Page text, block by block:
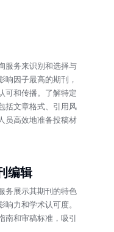
服务来识别和选择与
响因子最高的期刊，
可和传播。了解特定
括文章格式、引用风
员高效地准备投稿材
编辑
务展示其期刊的特色
力和学术认可度。
南和审稿标准，吸引